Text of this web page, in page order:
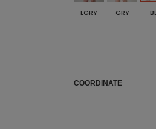
LGRY GRY
COORDINATE